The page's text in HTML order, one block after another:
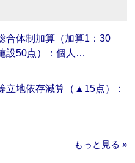
合体制加算（加算1：30
設50点）：個人…
立地依存減算（▲15点）：
もっと見る »